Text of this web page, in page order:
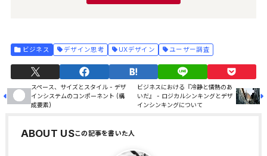
ビジネス デザイン思考 UXデザイン ユーザー調査
スペース、サイズとスタイル - デザ
インシステムのコンポーネント (構
成要素)
ビジネスにおける『冷静と情熱のあ
いだ』 - ロジカルシンキングとデザ
インシンキングについて
ABOUT US